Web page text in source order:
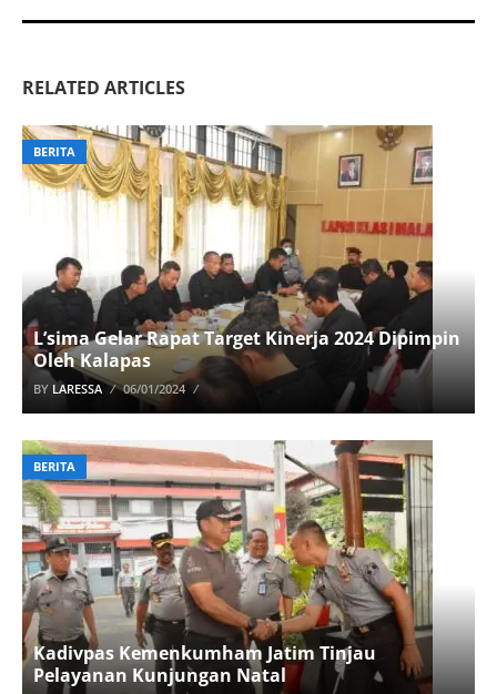
RELATED ARTICLES
BERITA
L’sima Gelar Rapat Target Kinerja 2024 Dipimpin
Oleh Kalapas
BY LARESSA 06/01/2024
BERITA
Kadivpas Kemenkumham Jatim Tinjau
Pelayanan Kunjungan Natal